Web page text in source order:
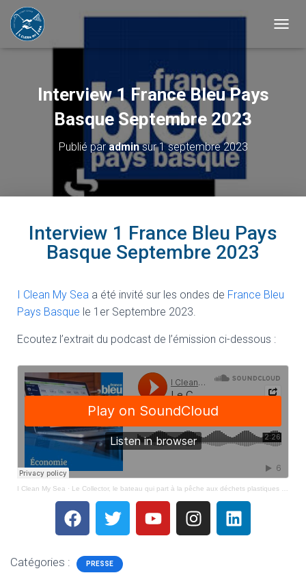
Interview 1 France Bleu Pays
Basque Septembre 2023​
Publié paradminsur1 septembre 2023
Interview 1 France Bleu Pays
Basque Septembre 2023
I Clean My Sea a été invité sur les ondes de France Bleu
Pays Basque le 1er Septembre 2023.
Ecoutez l’extrait du podcast de l’émission ci-dessous :
I Clean My Sea · Le Collector, le bateau qui part à la pêche aux déchets plastiques à Biarritz
Catégories : PRESSE